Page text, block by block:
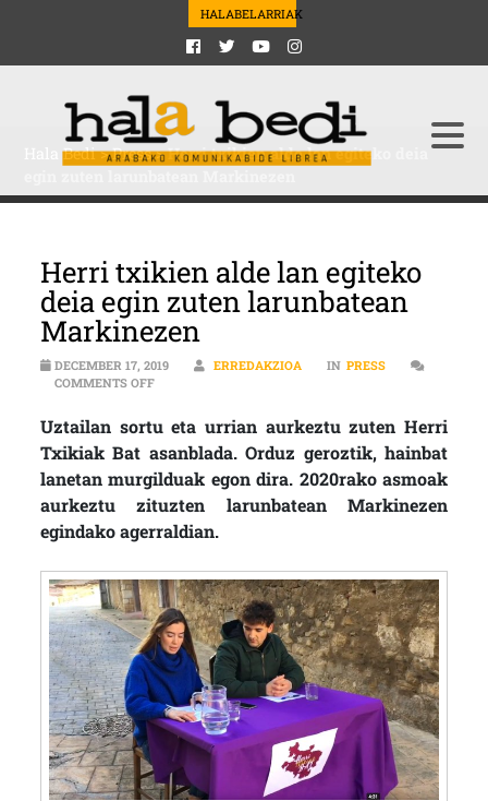
HALABELARRIAK
Hala Bedi>Press>Herri txikien alde lan egiteko deia
Herri txikien alde lan egiteko
deia egin zuten larunbatean
Markinezen
DECEMBER 17, 2019 ERREDAKZIOA IN PRESS
COMMENTS OFFON HERRI TXIKIEN ALDE LAN EGITEKO DEIA EGIN
Uztailan sortu eta urrian aurkeztu zuten Herri
Txikiak Bat asanblada. Orduz geroztik, hainbat
lanetan murgilduak egon dira. 2020rako asmoak
aurkeztu zituzten larunbatean Markinezen
egindako agerraldian.